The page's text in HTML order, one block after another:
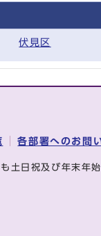
伏見区
各部署へのお問
も土日祝及び年末年